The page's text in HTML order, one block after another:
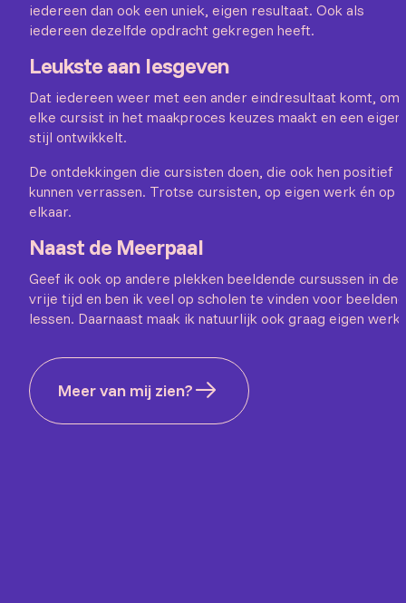
iedereen dan ook een uniek, eigen resultaat. Ook als
iedereen dezelfde opdracht gekregen heeft.
Leukste aan lesgeven
Dat iedereen weer met een ander eindresultaat komt,
elke cursist in het maakproces keuzes maakt en een eigen
stijl ontwikkelt.
De ontdekkingen die cursisten doen, die ook hen positief
kunnen verrassen. Trotse cursisten, op eigen werk én op
elkaar.
Naast de Meerpaal
Geef ik ook op andere plekken beeldende cursussen in de
vrije tijd en ben ik veel op scholen te vinden voor
lessen. Daarnaast maak ik natuurlijk ook graag eigen werk.
Meer van mij zien?